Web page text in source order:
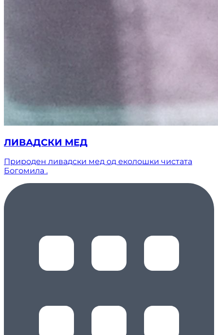
ЛИВАДСКИ МЕД
Природен ливадски мед од еколошки чистата
Богомила .